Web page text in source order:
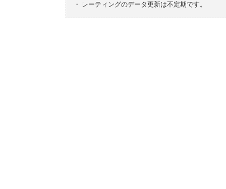
・
レーティングのデータ更新は不定期です。